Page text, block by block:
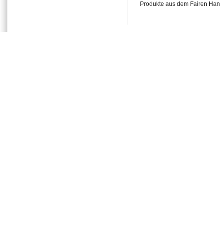
Produkte aus dem Fairen